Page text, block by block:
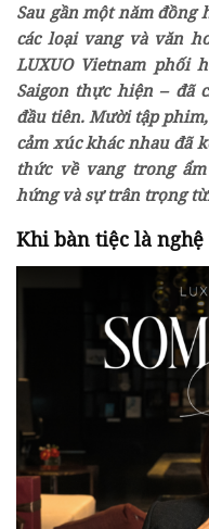
Sau gần một năm đồng
các loại vang và văn
LUXUO Vietnam phối
Saigon thực hiện – đã
đầu tiên. Mười tập
cảm xúc khác nhau đã
thức về vang trong
hứng và sự trân trọng
Khi bàn tiệc là